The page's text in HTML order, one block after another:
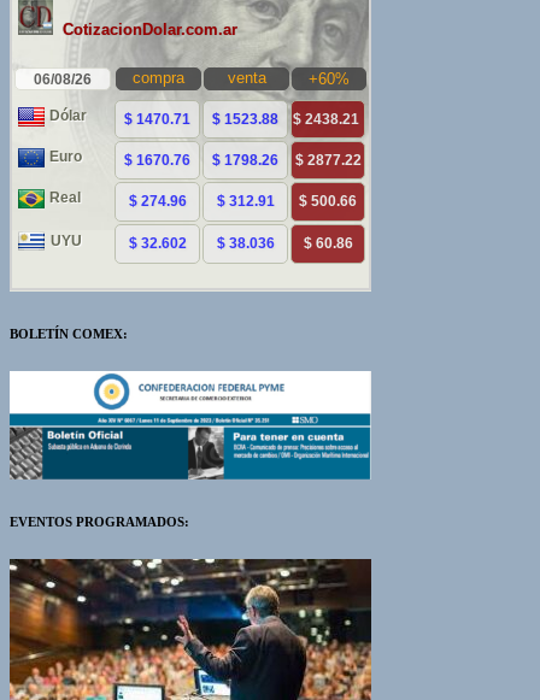
BOLETÍN COMEX:
EVENTOS PROGRAMADOS: